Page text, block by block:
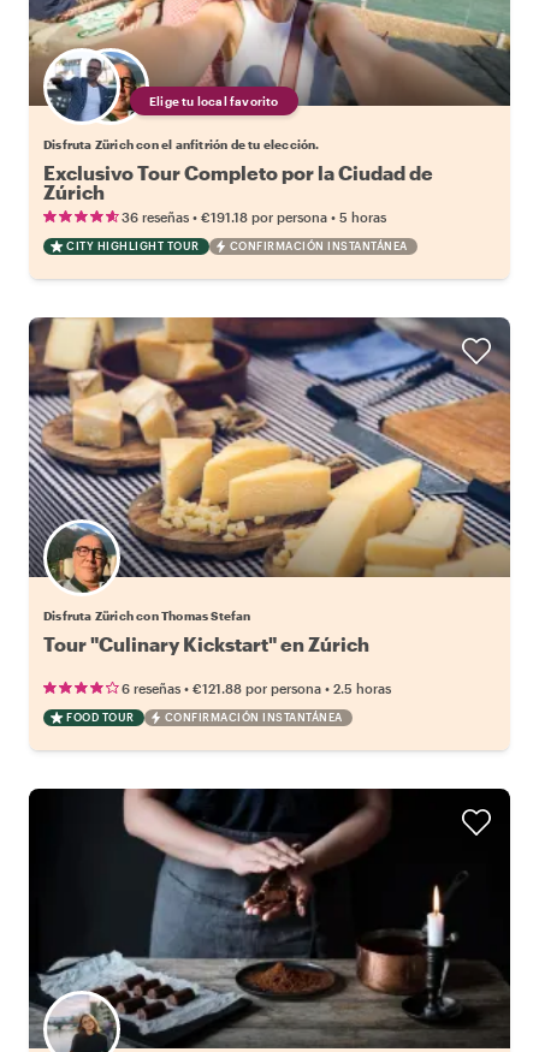
Elige tu local favorito
Disfruta Zürich con el anfitrión de tu elección.
Exclusivo Tour Completo por la Ciudad de
Zúrich
36 reseñas • €191.18 por persona • 5 horas
CITY HIGHLIGHT TOUR CONFIRMACIÓN INSTANTÁNEA
Disfruta Zürich con Thomas Stefan
Tour "Culinary Kickstart" en Zúrich
6 reseñas • €121.88 por persona • 2.5 horas
FOOD TOUR CONFIRMACIÓN INSTANTÁNEA